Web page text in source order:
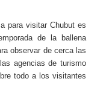
para visitar Chubut es
de la ballena
observar de cerca las
agencias de turismo
todo a los visitantes